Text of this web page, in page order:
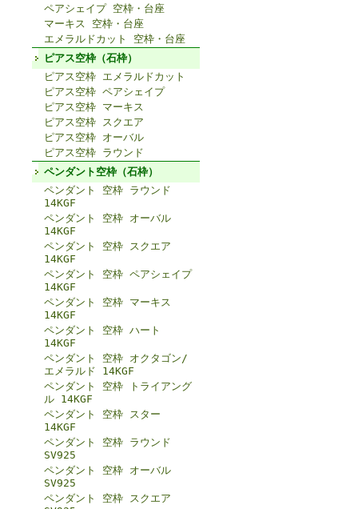
ペアシェイプ 空枠・台座
マーキス 空枠・台座
エメラルドカット 空枠・台座
ピアス空枠（石枠）
ピアス空枠 エメラルドカット
ピアス空枠 ペアシェイプ
ピアス空枠 マーキス
ピアス空枠 スクエア
ピアス空枠 オーバル
ピアス空枠 ラウンド
ペンダント空枠（石枠）
ペンダント 空枠 ラウンド
14KGF
ペンダント 空枠 オーバル
14KGF
ペンダント 空枠 スクエア
14KGF
ペンダント 空枠 ペアシェイプ
14KGF
ペンダント 空枠 マーキス
14KGF
ペンダント 空枠 ハート
14KGF
ペンダント 空枠 オクタゴン/
エメラルド 14KGF
ペンダント 空枠 トライアング
ル 14KGF
ペンダント 空枠 スター
14KGF
ペンダント 空枠 ラウンド
SV925
ペンダント 空枠 オーバル
SV925
ペンダント 空枠 スクエア